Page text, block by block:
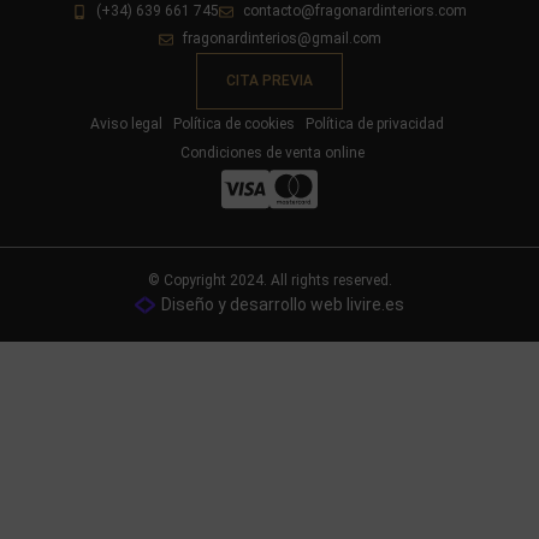
(+34) 639 661 745
contacto@fragonardinteriors.com
fragonardinterios@gmail.com
CITA PREVIA
Aviso legal Política de cookies
Política de privacidad
Condiciones de venta online
© Copyright 2024. All rights reserved.
Diseño y desarrollo web livire.es